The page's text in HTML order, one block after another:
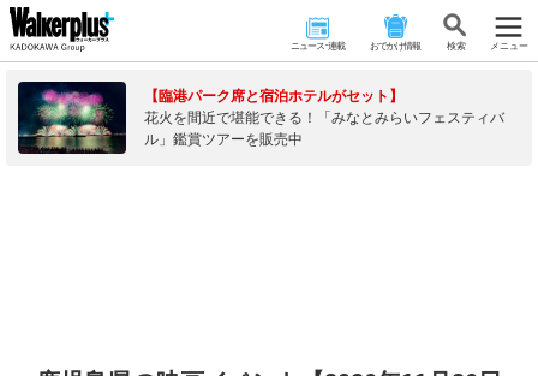
ニュース･連載 おでかけ情報 検 索 メニュー
【臨港パーク席と宿泊ホテルがセット】
花火を間近で堪能できる！「みなとみらいフェスティバ
ル」鑑賞ツアーを販売中